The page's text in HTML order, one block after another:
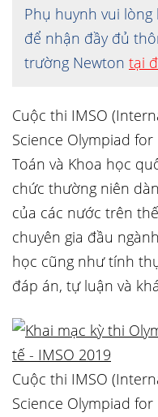
Phụ huynh vui lòng
để nhận đầy đủ
trường Newton tại
Cuộc thi IMSO
Science Olympiad
Toán và Khoa học
chức thường niên
của các nước trên
chuyên gia đầu
học cũng như tính
đáp án, tự luận và
Cuộc thi IMSO
Science Olympiad